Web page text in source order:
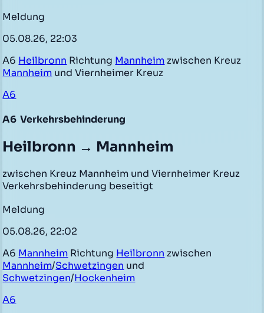
Meldung
05.08.26, 22:03
A6 Heilbronn Richtung Mannheim zwischen Kreuz
Mannheim und Viernheimer Kreuz
A6
A6 Verkehrsbehinderung
Heilbronn → Mannheim
zwischen Kreuz Mannheim und Viernheimer Kreuz
Verkehrsbehinderung beseitigt
Meldung
05.08.26, 22:02
A6 Mannheim Richtung Heilbronn zwischen
Mannheim/Schwetzingen und
Schwetzingen/Hockenheim
A6